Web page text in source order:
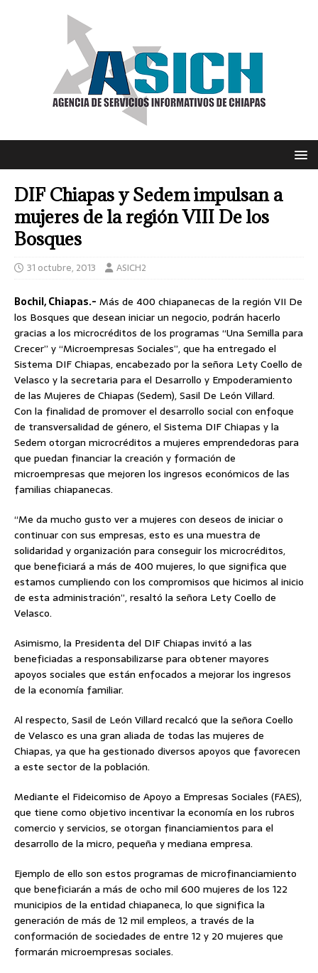
DIF Chiapas y Sedem impulsan a
mujeres de la región VIII De los
Bosques
31 octubre, 2013 ASICH2
Bochil, Chiapas.- Más de 400 chiapanecas de la región VII De
los Bosques que desean iniciar un negocio, podrán hacerlo
gracias a los microcréditos de los programas “Una Semilla para
Crecer” y “Microempresas Sociales”, que ha entregado el
Sistema DIF Chiapas, encabezado por la señora Lety Coello de
Velasco y la secretaria para el Desarrollo y Empoderamiento
de las Mujeres de Chiapas (Sedem), Sasil De León Villard.
Con la finalidad de promover el desarrollo social con enfoque
de transversalidad de género, el Sistema DIF Chiapas y la
Sedem otorgan microcréditos a mujeres emprendedoras para
que puedan financiar la creación y formación de
microempresas que mejoren los ingresos económicos de las
familias chiapanecas.
“Me da mucho gusto ver a mujeres con deseos de iniciar o
continuar con sus empresas, esto es una muestra de
solidaridad y organización para conseguir los microcréditos,
que beneficiará a más de 400 mujeres, lo que significa que
estamos cumpliendo con los compromisos que hicimos al inicio
de esta administración”, resaltó la señora Lety Coello de
Velasco.
Asimismo, la Presidenta del DIF Chiapas invitó a las
beneficiadas a responsabilizarse para obtener mayores
apoyos sociales que están enfocados a mejorar los ingresos
de la economía familiar.
Al respecto, Sasil de León Villard recalcó que la señora Coello
de Velasco es una gran aliada de todas las mujeres de
Chiapas, ya que ha gestionado diversos apoyos que favorecen
a este sector de la población.
Mediante el Fideicomiso de Apoyo a Empresas Sociales (FAES),
que tiene como objetivo incentivar la economía en los rubros
comercio y servicios, se otorgan financiamientos para el
desarrollo de la micro, pequeña y mediana empresa.
Ejemplo de ello son estos programas de microfinanciamiento
que beneficiarán a más de ocho mil 600 mujeres de los 122
municipios de la entidad chiapaneca, lo que significa la
generación de más de 12 mil empleos, a través de la
conformación de sociedades de entre 12 y 20 mujeres que
formarán microempresas sociales.